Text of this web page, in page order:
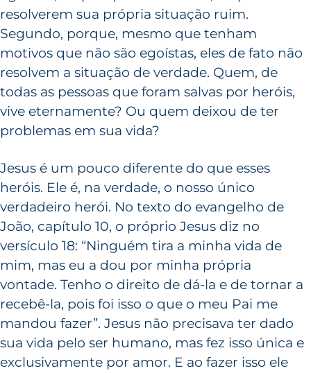
resolverem sua própria situação ruim.
Segundo, porque, mesmo que tenham
motivos que não são egoístas, eles de fato não
resolvem a situação de verdade. Quem, de
todas as pessoas que foram salvas por heróis,
vive eternamente? Ou quem deixou de ter
problemas em sua vida?
Jesus é um pouco diferente do que esses
heróis. Ele é, na verdade, o nosso único
verdadeiro herói. No texto do evangelho de
João, capítulo 10, o próprio Jesus diz no
versículo 18: “Ninguém tira a minha vida de
mim, mas eu a dou por minha própria
vontade. Tenho o direito de dá-la e de tornar a
recebê-la, pois foi isso o que o meu Pai me
mandou fazer”. Jesus não precisava ter dado
sua vida pelo ser humano, mas fez isso única e
exclusivamente por amor. E ao fazer isso ele